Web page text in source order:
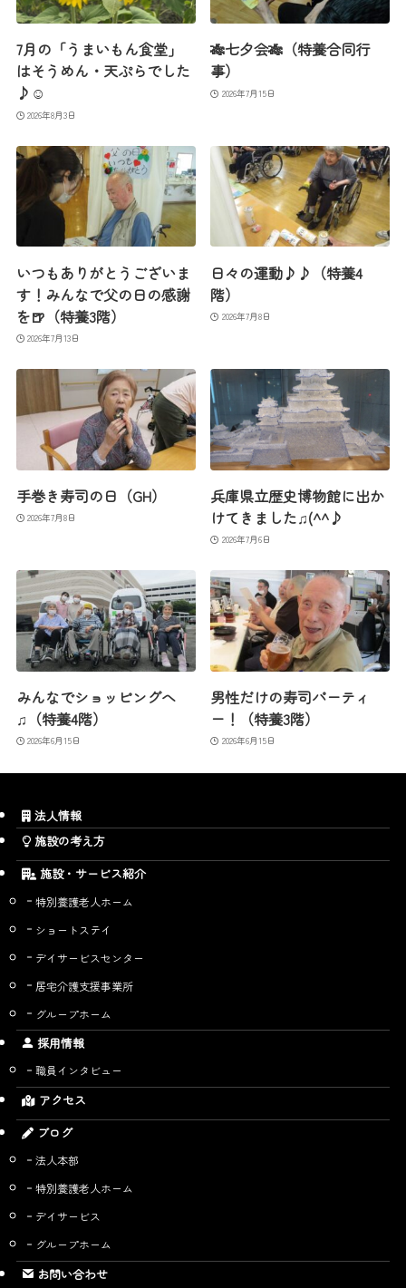
7月の「うまいもん食堂」
はそうめん・天ぷらでした
♪☺
2026年8月3日
🎋七夕会🎋（特養合同行
事）
2026年7月15日
いつもありがとうございま
す！みんなで父の日の感謝
を🍺（特養3階）
2026年7月13日
日々の運動♪♪（特養4
階）
2026年7月8日
手巻き寿司の日（GH）
2026年7月8日
兵庫県立歴史博物館に出か
けてきました♫(^^♪
2026年7月6日
みんなでショッピングへ
♫（特養4階）
2026年6月15日
男性だけの寿司パーティ
ー！（特養3階）
2026年6月15日
法人情報
施設の考え方
施設・サービス紹介
特別養護老人ホーム
ショートステイ
デイサービスセンター
居宅介護支援事業所
グループホーム
採用情報
職員インタビュー
アクセス
ブログ
法人本部
特別養護老人ホーム
デイサービス
グループホーム
お問い合わせ